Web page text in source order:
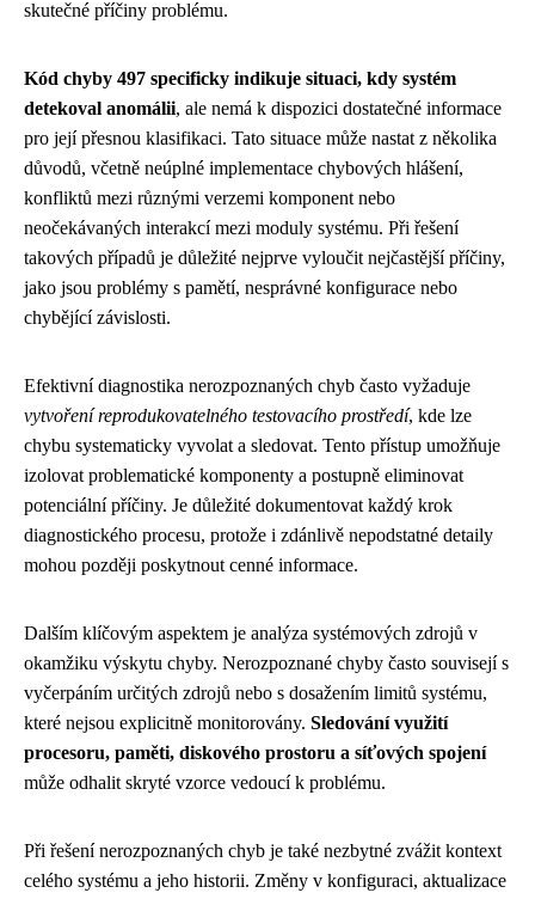
skutečné příčiny problému.
Kód chyby 497 specificky indikuje situaci, kdy systém
detekoval anomálii, ale nemá k dispozici dostatečné informace
pro její přesnou klasifikaci. Tato situace může nastat z několika
důvodů, včetně neúplné implementace chybových hlášení,
konfliktů mezi různými verzemi komponent nebo
neočekávaných interakcí mezi moduly systému. Při řešení
takových případů je důležité nejprve vyloučit nejčastější příčiny,
jako jsou problémy s pamětí, nesprávné konfigurace nebo
chybějící závislosti.
Efektivní diagnostika nerozpoznaných chyb často vyžaduje
vytvoření reprodukovatelného testovacího prostředí, kde lze
chybu systematicky vyvolat a sledovat. Tento přístup umožňuje
izolovat problematické komponenty a postupně eliminovat
potenciální příčiny. Je důležité dokumentovat každý krok
diagnostického procesu, protože i zdánlivě nepodstatné detaily
mohou později poskytnout cenné informace.
Dalším klíčovým aspektem je analýza systémových zdrojů v
okamžiku výskytu chyby. Nerozpoznané chyby často souvisejí s
vyčerpáním určitých zdrojů nebo s dosažením limitů systému,
které nejsou explicitně monitorovány. Sledování využití
procesoru, paměti, diskového prostoru a síťových spojení
může odhalit skryté vzorce vedoucí k problému.
Při řešení nerozpoznaných chyb je také nezbytné zvážit kontext
celého systému a jeho historii. Změny v konfiguraci, aktualizace